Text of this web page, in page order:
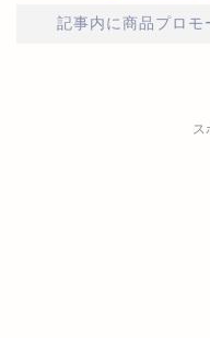
記事内に商品プロモ
ス